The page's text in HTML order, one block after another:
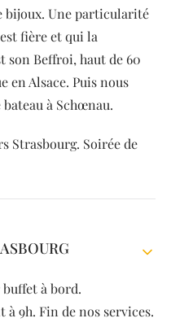
bijoux. Une particularité
fière et qui la
son Beffroi, haut de 60
en Alsace. Puis nous
à Schœnau.
Strasbourg. Soirée de
à bord.
à 9h. Fin de nos services.